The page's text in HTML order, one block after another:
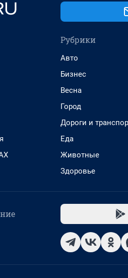
Рубрики
Авто
Бизнес
Весна
Город
Дороги и
Еда
Животные
Здоровье